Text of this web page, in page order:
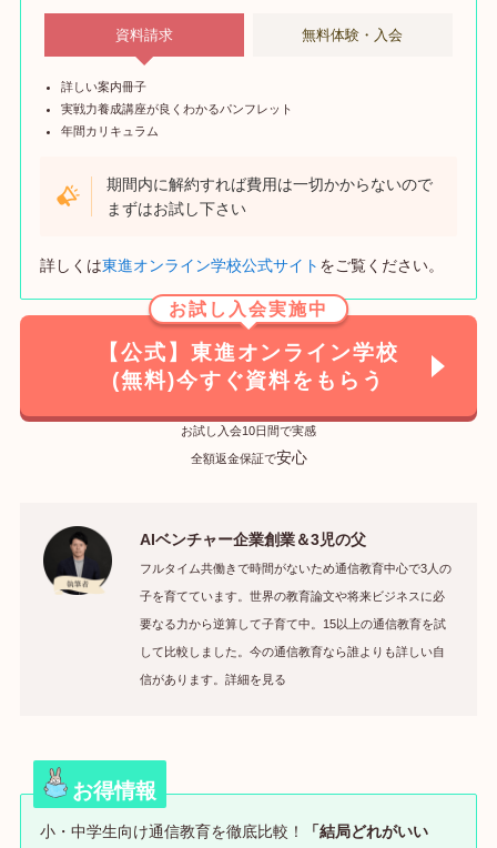
資料請求 無料体験・入会
詳しい案内冊子
実戦力養成講座が良くわかるパンフレット
年間カリキュラム
期間内に解約すれば費用は一切かからないので
まずはお試し下さい
詳しくは東進オンライン学校公式サイト をご覧ください。
お試し入会実施中
【公式】東進オンライン学校
(無料)今すぐ資料をもらう
お試し入会10日間で実感
全額返金保証で安心
AIベンチャー企業創業＆3児の父
フルタイム共働きで時間がないため通信教育中心で3人の
子を育てています。世界の教育論文や将来ビジネスに必
要なる力から逆算して子育て中。15以上の通信教育を試
して比較しました。今の通信教育なら誰よりも詳しい自
信があります。詳細を見る
お得情報
小・中学生向け通信教育を徹底比較！
「結局どれがいい